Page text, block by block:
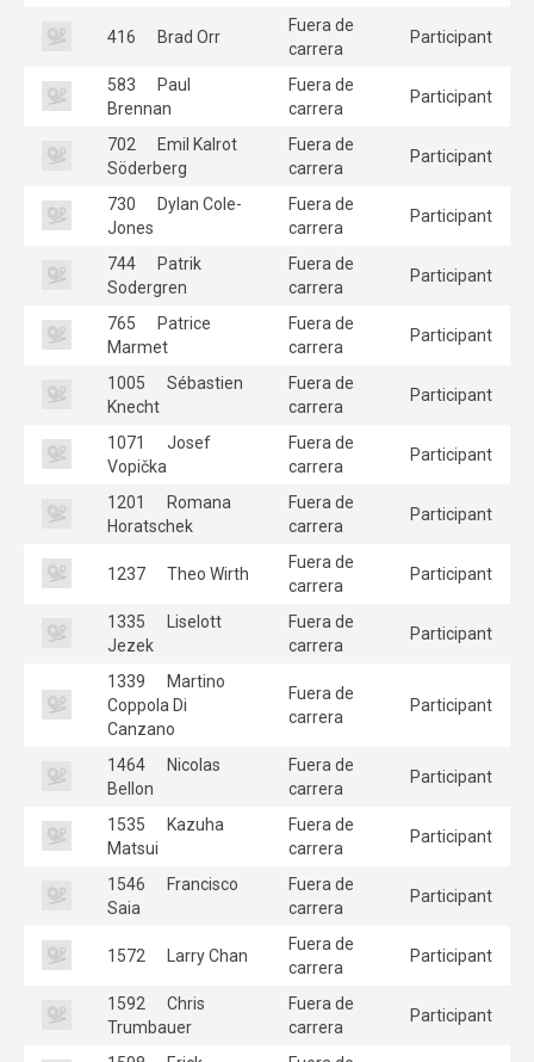
416 Brad Orr
Fuera de
carrera
Participant
583
Paul
Brennan
Fuera de
carrera
Participant
702
Emil Kalrot
Söderberg
Fuera de
carrera
Participant
730
Dylan Cole-
Jones
Fuera de
carrera
Participant
744
Patrik
Sodergren
Fuera de
carrera
Participant
765
Patrice
Marmet
Fuera de
carrera
Participant
1005
Sébastien
Knecht
Fuera de
carrera
Participant
1071
Josef
Vopička
Fuera de
carrera
Participant
1201
Romana
Horatschek
Fuera de
carrera
Participant
1237 Theo Wirth
Fuera de
carrera
Participant
1335
Liselott
Jezek
Fuera de
carrera
Participant
1339
Martino
Coppola Di
Canzano
Fuera de
carrera
Participant
1464
Nicolas
Bellon
Fuera de
carrera
Participant
1535
Kazuha
Matsui
Fuera de
carrera
Participant
1546
Francisco
Saia
Fuera de
carrera
Participant
1572 Larry Chan
Fuera de
carrera
Participant
1592
Chris
Trumbauer
Fuera de
carrera
Participant